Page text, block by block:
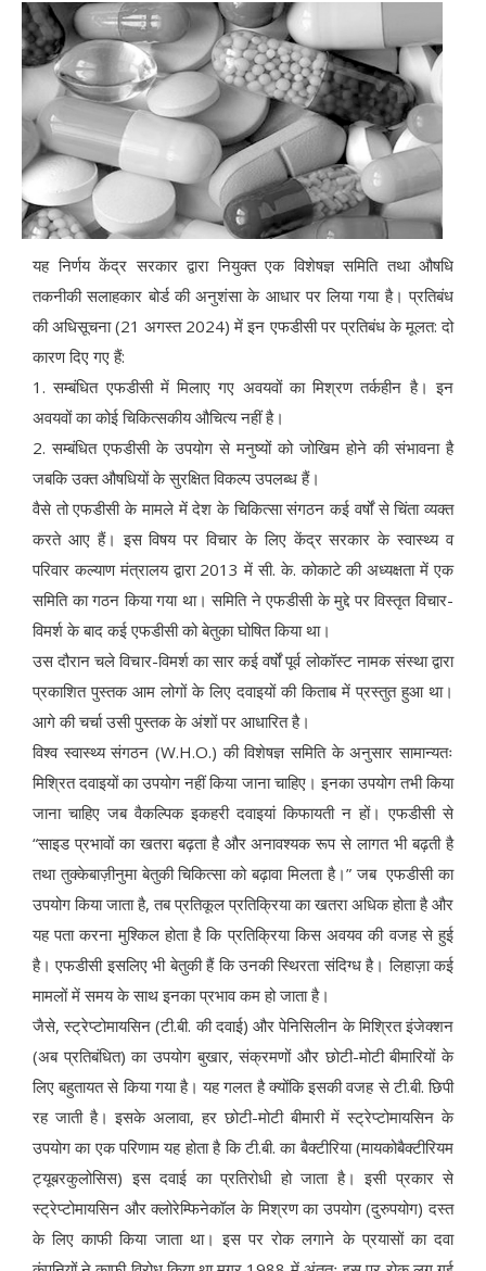
यह निर्णय केंद्र सरकार द्वारा नियुक्त एक विशेषज्ञ समिति तथा औषधि
तकनीकी सलाहकार बोर्ड की अनुशंसा के आधार पर लिया गया है। प्रतिबंध
की अधिसूचना (21 अगस्त 2024) में इन एफडीसी पर प्रतिबंध के मूलत: दो
कारण दिए गए हैं:
1. सम्बंधित एफडीसी में मिलाए गए अवयवों का मिश्रण तर्कहीन है। इन
अवयवों का कोई चिकित्सकीय औचित्य नहीं है।
2. सम्बंधित एफडीसी के उपयोग से मनुष्यों को जोखिम होने की संभावना है
जबकि उक्त औषधियों के सुरक्षित विकल्प उपलब्ध हैं।
वैसे तो एफडीसी के मामले में देश के चिकित्सा संगठन कई वर्षों से चिंता व्यक्त
करते आए हैं। इस विषय पर विचार के लिए केंद्र सरकार के स्वास्थ्य व
परिवार कल्याण मंत्रालय द्वारा 2013 में सी. के. कोकाटे की अध्यक्षता में एक
समिति का गठन किया गया था। समिति ने एफडीसी के मुद्दे पर विस्तृत विचार-
विमर्श के बाद कई एफडीसी को बेतुका घोषित किया था।
उस दौरान चले विचार-विमर्श का सार कई वर्षों पूर्व लोकॉस्ट नामक संस्था द्वारा
प्रकाशित पुस्तक आम लोगों के लिए दवाइयों की किताब में प्रस्तुत हुआ था।
आगे की चर्चा उसी पुस्तक के अंशों पर आधारित है।
विश्व स्वास्थ्य संगठन (W.H.O.) की विशेषज्ञ समिति के अनुसार सामान्यतः
मिश्रित दवाइयों का उपयोग नहीं किया जाना चाहिए। इनका उपयोग तभी किया
जाना चाहिए जब वैकल्पिक इकहरी दवाइयां किफायती न हों। एफडीसी से
“साइड प्रभावों का खतरा बढ़ता है और अनावश्यक रूप से लागत भी बढ़ती है
तथा तुक्केबाज़ीनुमा बेतुकी चिकित्सा को बढ़ावा मिलता है।” जब एफडीसी का
उपयोग किया जाता है, तब प्रतिकूल प्रतिक्रिया का खतरा अधिक होता है और
यह पता करना मुश्किल होता है कि प्रतिक्रिया किस अवयव की वजह से हुई
है। एफडीसी इसलिए भी बेतुकी हैं कि उनकी स्थिरता संदिग्ध है। लिहाज़ा कई
मामलों में समय के साथ इनका प्रभाव कम हो जाता है।
जैसे, स्ट्रेप्टोमायसिन (टी.बी. की दवाई) और पेनिसिलीन के मिश्रित इंजेक्शन
(अब प्रतिबंधित) का उपयोग बुखार, संक्रमणों और छोटी-मोटी बीमारियों के
लिए बहुतायत से किया गया है। यह गलत है क्योंकि इसकी वजह से टी.बी. छिपी
रह जाती है। इसके अलावा, हर छोटी-मोटी बीमारी में स्ट्रेप्टोमायसिन के
उपयोग का एक परिणाम यह होता है कि टी.बी. का बैक्टीरिया (मायकोबैक्टीरियम
ट्यूबरकुलोसिस) इस दवाई का प्रतिरोधी हो जाता है। इसी प्रकार से
स्ट्रेप्टोमायसिन और क्लोरेम्फिनेकॉल के मिश्रण का उपयोग (दुरुपयोग) दस्त
के लिए काफी किया जाता था। इस पर रोक लगाने के प्रयासों का दवा